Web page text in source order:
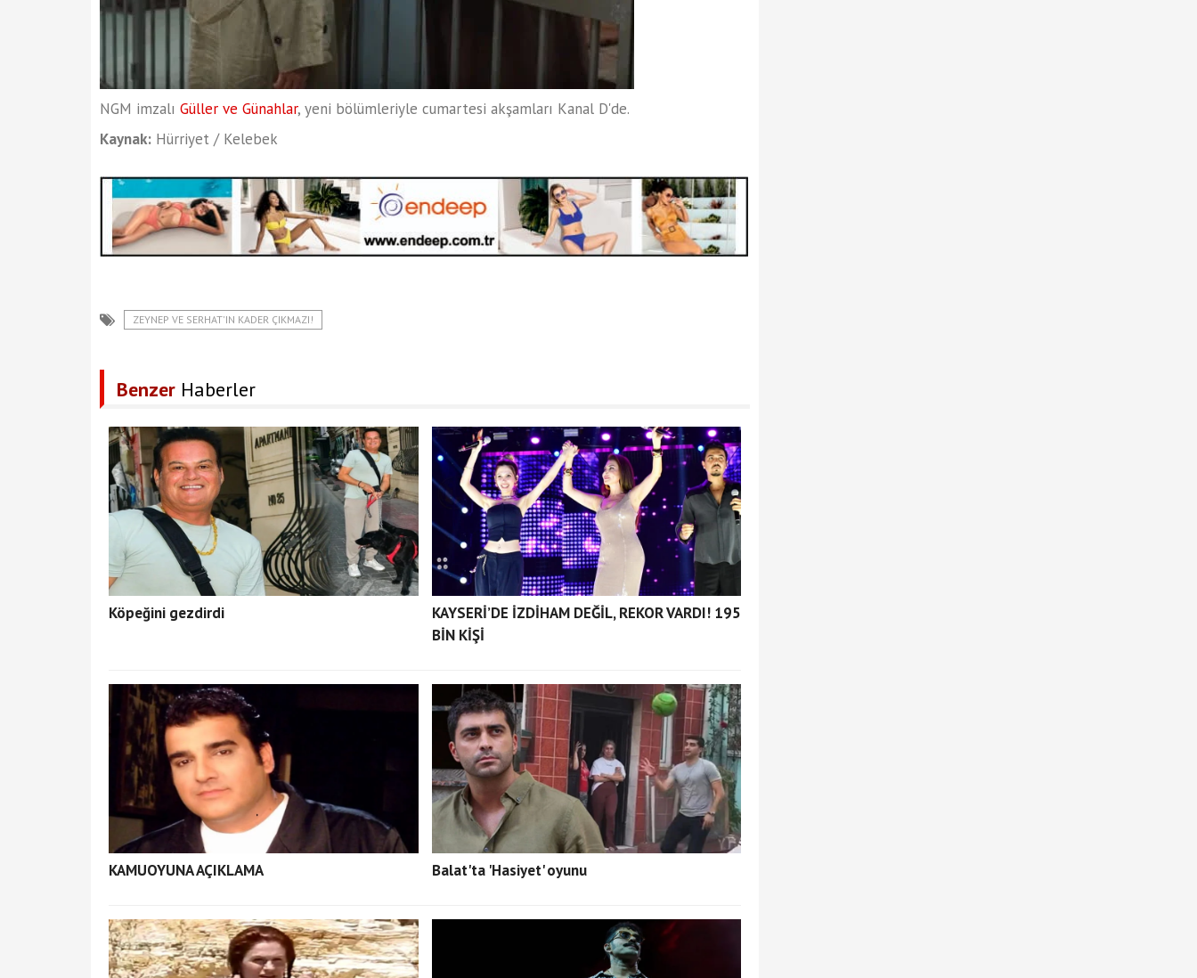
NGM imzalı Güller ve Günahlar, yeni bölümleriyle cumartesi akşamları Kanal D'de.
Kaynak: Hürriyet / Kelebek
ZEYNEP VE SERHAT'IN KADER ÇIKMAZI!
Benzer Haberler
Köpeğini gezdirdi
KAYSERİ’DE İZDİHAM DEĞİL, REKOR VARDI! 195
BİN KİŞİ
KAMUOYUNA AÇIKLAMA Balat'ta 'Hasiyet' oyunu